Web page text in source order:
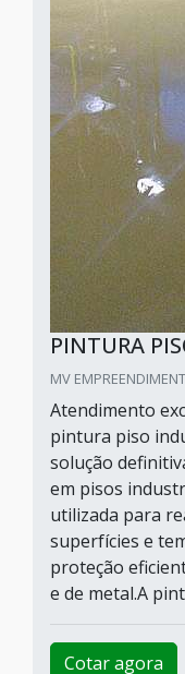
PINTURA
MV
Atendimento
pintura piso
solução
em pisos
utilizada para
superfícies e
proteção
e de metal.A
Cotar agora